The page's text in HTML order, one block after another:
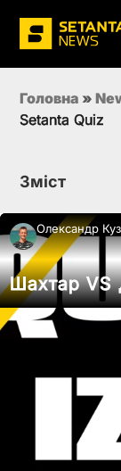
Головна »
Setanta Quiz
Зміст
Олександр
Шахтар VS